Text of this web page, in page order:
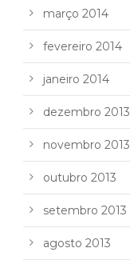
março 2014
fevereiro 2014
janeiro 2014
dezembro 2013
novembro 2013
outubro 2013
setembro 2013
agosto 2013